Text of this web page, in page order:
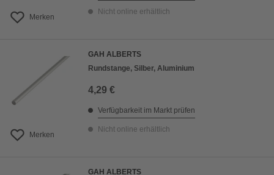
Merken
Nicht online erhältlich
Merken
GAH ALBERTS
Rundstange, Silber, Aluminium
4,29 €
Verfügbarkeit im Markt prüfen
Nicht online erhältlich
GAH ALBERTS